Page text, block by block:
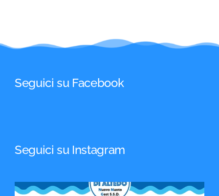
Seguici su Facebook
Seguici su Instagram